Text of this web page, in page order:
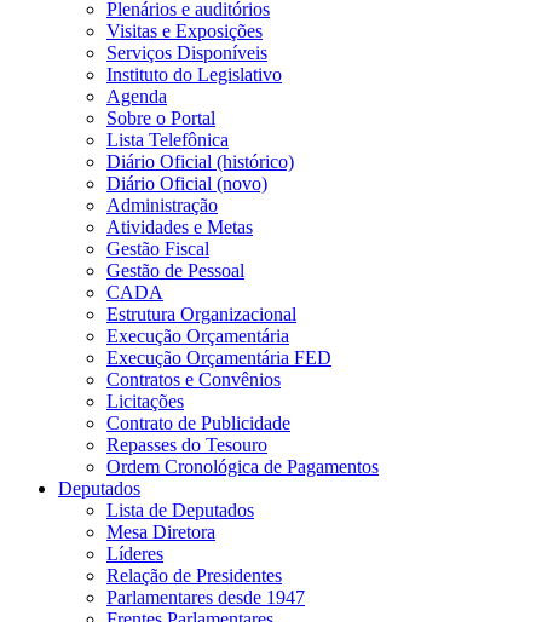
Plenários e auditórios
Visitas e Exposições
Serviços Disponíveis
Instituto do Legislativo
Agenda
Sobre o Portal
Lista Telefônica
Diário Oficial (histórico)
Diário Oficial (novo)
Administração
Atividades e Metas
Gestão Fiscal
Gestão de Pessoal
CADA
Estrutura Organizacional
Execução Orçamentária
Execução Orçamentária FED
Contratos e Convênios
Licitações
Contrato de Publicidade
Repasses do Tesouro
Ordem Cronológica de Pagamentos
Deputados
Lista de Deputados
Mesa Diretora
Líderes
Relação de Presidentes
Parlamentares desde 1947